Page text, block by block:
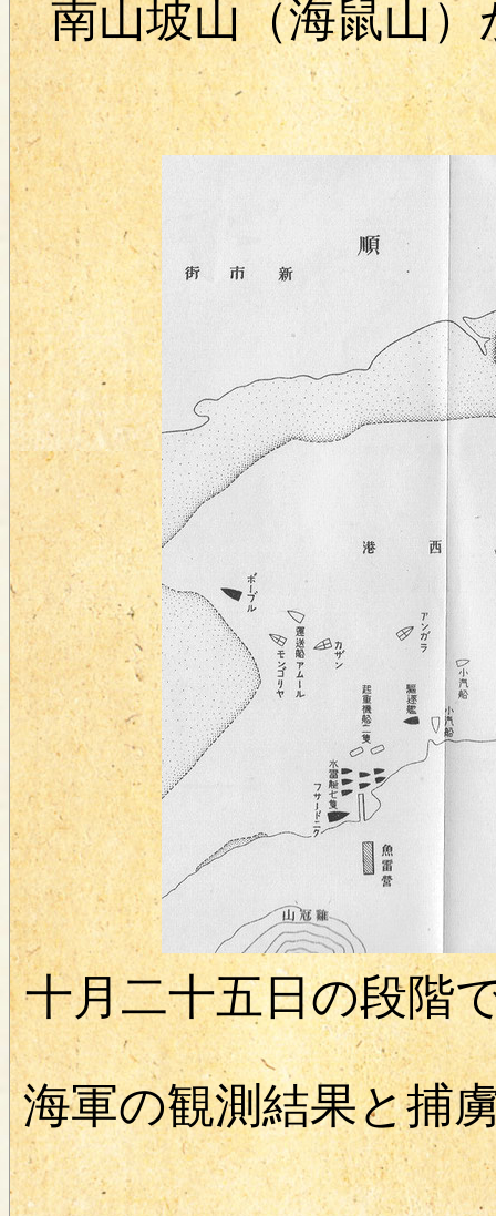
南山坡山（海鼠山
十月二十五日の段階
海軍の観測結果と捕